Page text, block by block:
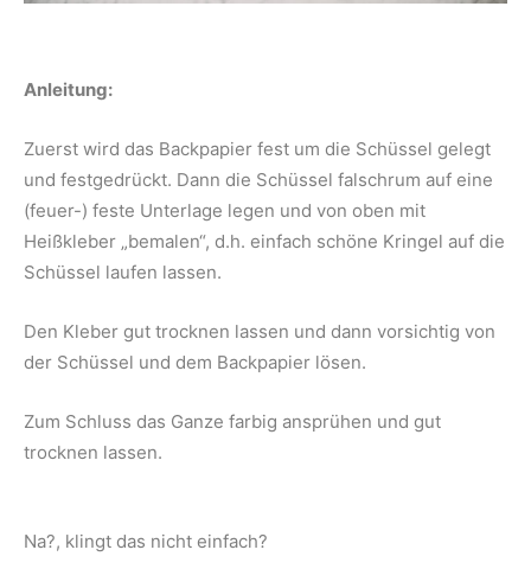
Anleitung:
Zuerst wird das Backpapier fest um die Schüssel gelegt
und festgedrückt. Dann die Schüssel falschrum auf eine
(feuer-) feste Unterlage legen und von oben mit
Heißkleber „bemalen“, d.h. einfach schöne Kringel auf die
Schüssel laufen lassen.
Den Kleber gut trocknen lassen und dann vorsichtig von
der Schüssel und dem Backpapier lösen.
Zum Schluss das Ganze farbig ansprühen und gut
trocknen lassen.
Na?, klingt das nicht einfach?